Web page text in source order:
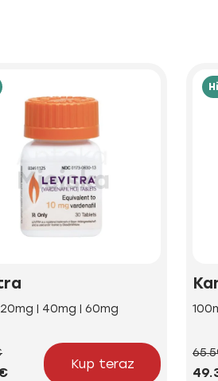
| 40mg | 60mg
Kup teraz